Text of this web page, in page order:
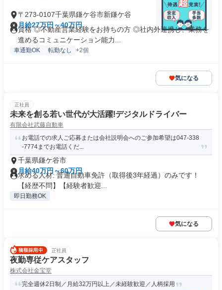
〒273-0107千葉県鎌ケ谷市新鎌ケ谷
月給27万円～40万円
資格 ◎不動産営業経験をお持ちの方 ◎社内外連携し、業務を
進めるコミュニケーション能力...
車通勤OK 転勤なし +2個
気になる
正社員
未来を創る若い世代が大活躍!デジタルドライバー
有限会社武藤自動車
お電話での求人ご応募または会社説明会へのご参加希望は047-338
-7774までお電話くだ...
千葉県鎌ケ谷市
月給40万円～60万円
求める人材: 普通自動車免許（取得後3年経過）のみです！
【経歴不問】【経験者歓迎...
即日勤務OK
気になる
正社員
夜勤専従ケアスタッフ
株式会社金宝堂
完全週休2日制／月給32万円以上／未経験歓迎／人柄採用